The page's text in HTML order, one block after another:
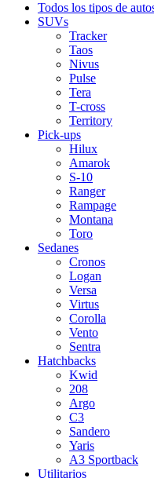
Todos los tipos de
SUVs
Tracker
Taos
Nivus
Pulse
Tera
T-cross
Territory
Pick-ups
Hilux
Amarok
S-10
Ranger
Rampage
Montana
Toro
Sedanes
Cronos
Logan
Versa
Virtus
Corolla
Vento
Sentra
Hatchbacks
Kwid
208
Argo
C3
Sandero
Yaris
A3 Sportback
Utilitarios